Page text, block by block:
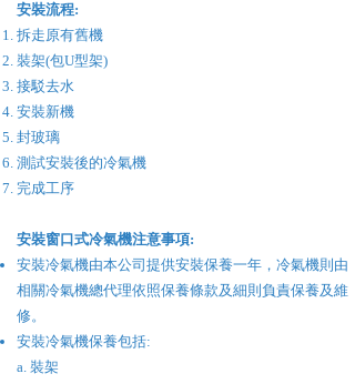
安裝流程:
拆走原有舊機
裝架(包U型架)
接駁去水
安裝新機
封玻璃
​測試安裝後的冷氣機
完成工序
​安裝窗口式冷氣機注意事項:
安裝冷氣機由本公司提供安裝保養一年，冷氣機則由
相關冷氣機總代理依照保養條款及細則負責保養及維
修。
安裝冷氣機保養包括:
a. 裝架